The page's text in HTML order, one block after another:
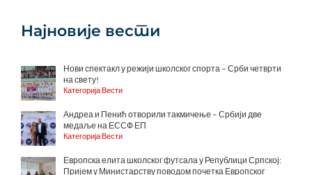
Најновије вести
Нови спектакл у режији школског спорта – Срби четврти
на свету!
Категорија Вести
Андреа и Пенић отворили такмичење – Србији две
медаље на ЕССФ ЕП
Категорија Вести
Европска елита школског футсала у Републици Српској:
Пријем у Министарству поводом почетка Европског